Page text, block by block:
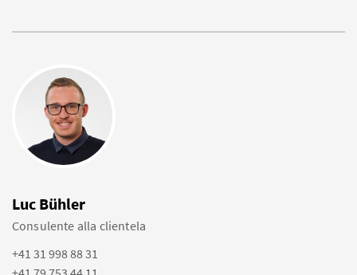
Luc Bühler
Consulente alla clientela
+41 31 998 88 31